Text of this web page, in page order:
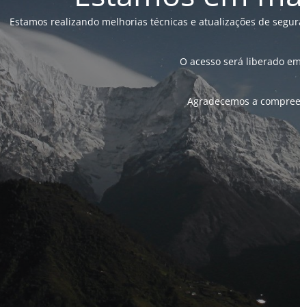
Estamos realizando melhorias técnicas e atualizações de
O acesso será liberado
Agradecemos a